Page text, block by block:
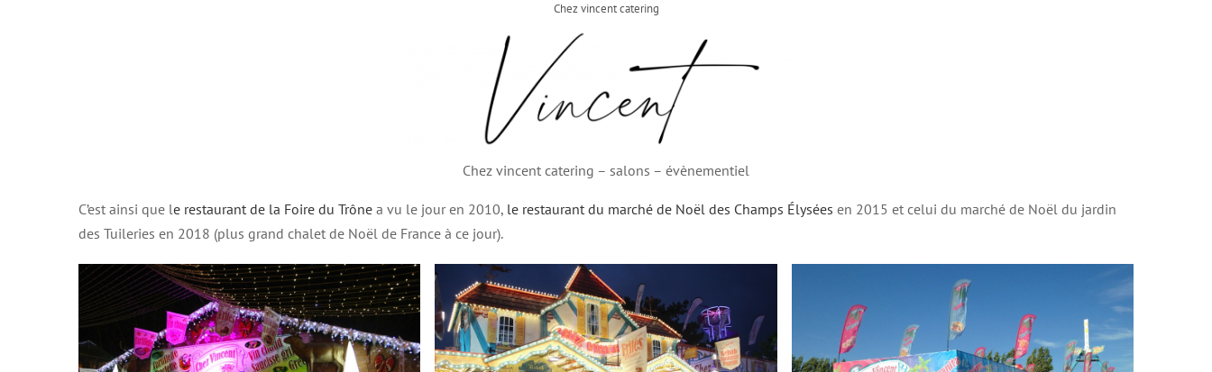
Chez vincent catering
Chez vincent catering – salons – évènementiel
C’est ainsi que le restaurant de la Foire du Trône a vu le jour en 2010, le restaurant du marché de Noël des Champs Élysées en 2015 et celui du marché de Noël du jardin
des Tuileries en 2018 (plus grand chalet de Noël de France à ce jour).